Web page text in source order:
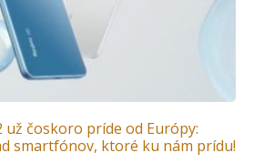
už čoskoro príde od Európy:
smartfónov, ktoré ku nám prídu!